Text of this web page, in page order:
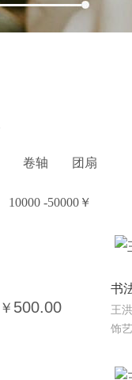
卷轴 团扇
10000 -50000￥
￥ 500.00
书
王
饰